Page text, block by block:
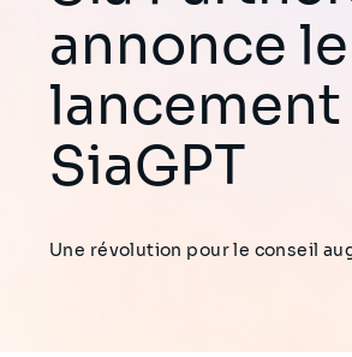
annonce le
lancement
SiaGPT
Une révolution pour le conseil